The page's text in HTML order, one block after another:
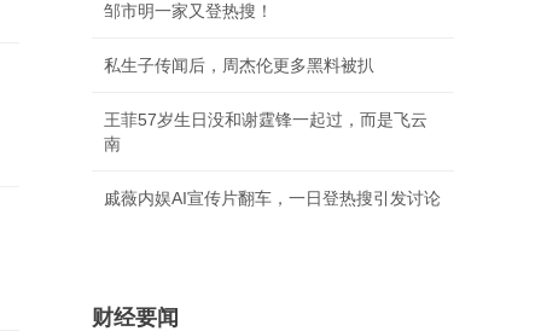
邹市明一家又登热搜！
私生子传闻后，周杰伦更多黑料被扒
王菲57岁生日没和谢霆锋一起过，而是飞云
南
戚薇内娱AI宣传片翻车，一日登热搜引发讨论
财经要闻